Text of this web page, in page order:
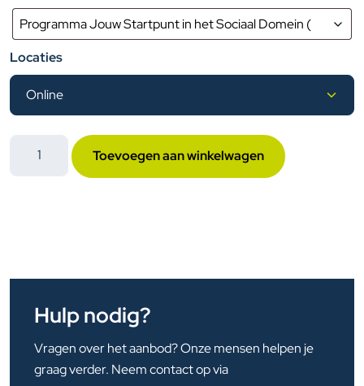
Locaties
Toevoegen aan winkelwagen
Hulp nodig?
Vragen over het aanbod? Onze mensen helpen je
graag verder. Neem contact op via